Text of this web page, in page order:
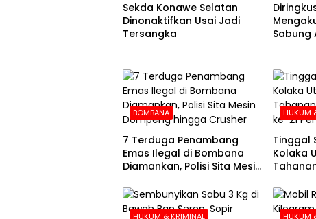
Sekda Konawe Selatan
Dinonaktifkan Usai Jadi
Tersangka
Sabung
BOMBANA
7 Terduga Penambang
Emas Ilegal di Bombana
Diamankan, Polisi Sita Mesin
HUKUM
Tinggal
Kolaka
HUKUM & KRIMINAL HUKUM